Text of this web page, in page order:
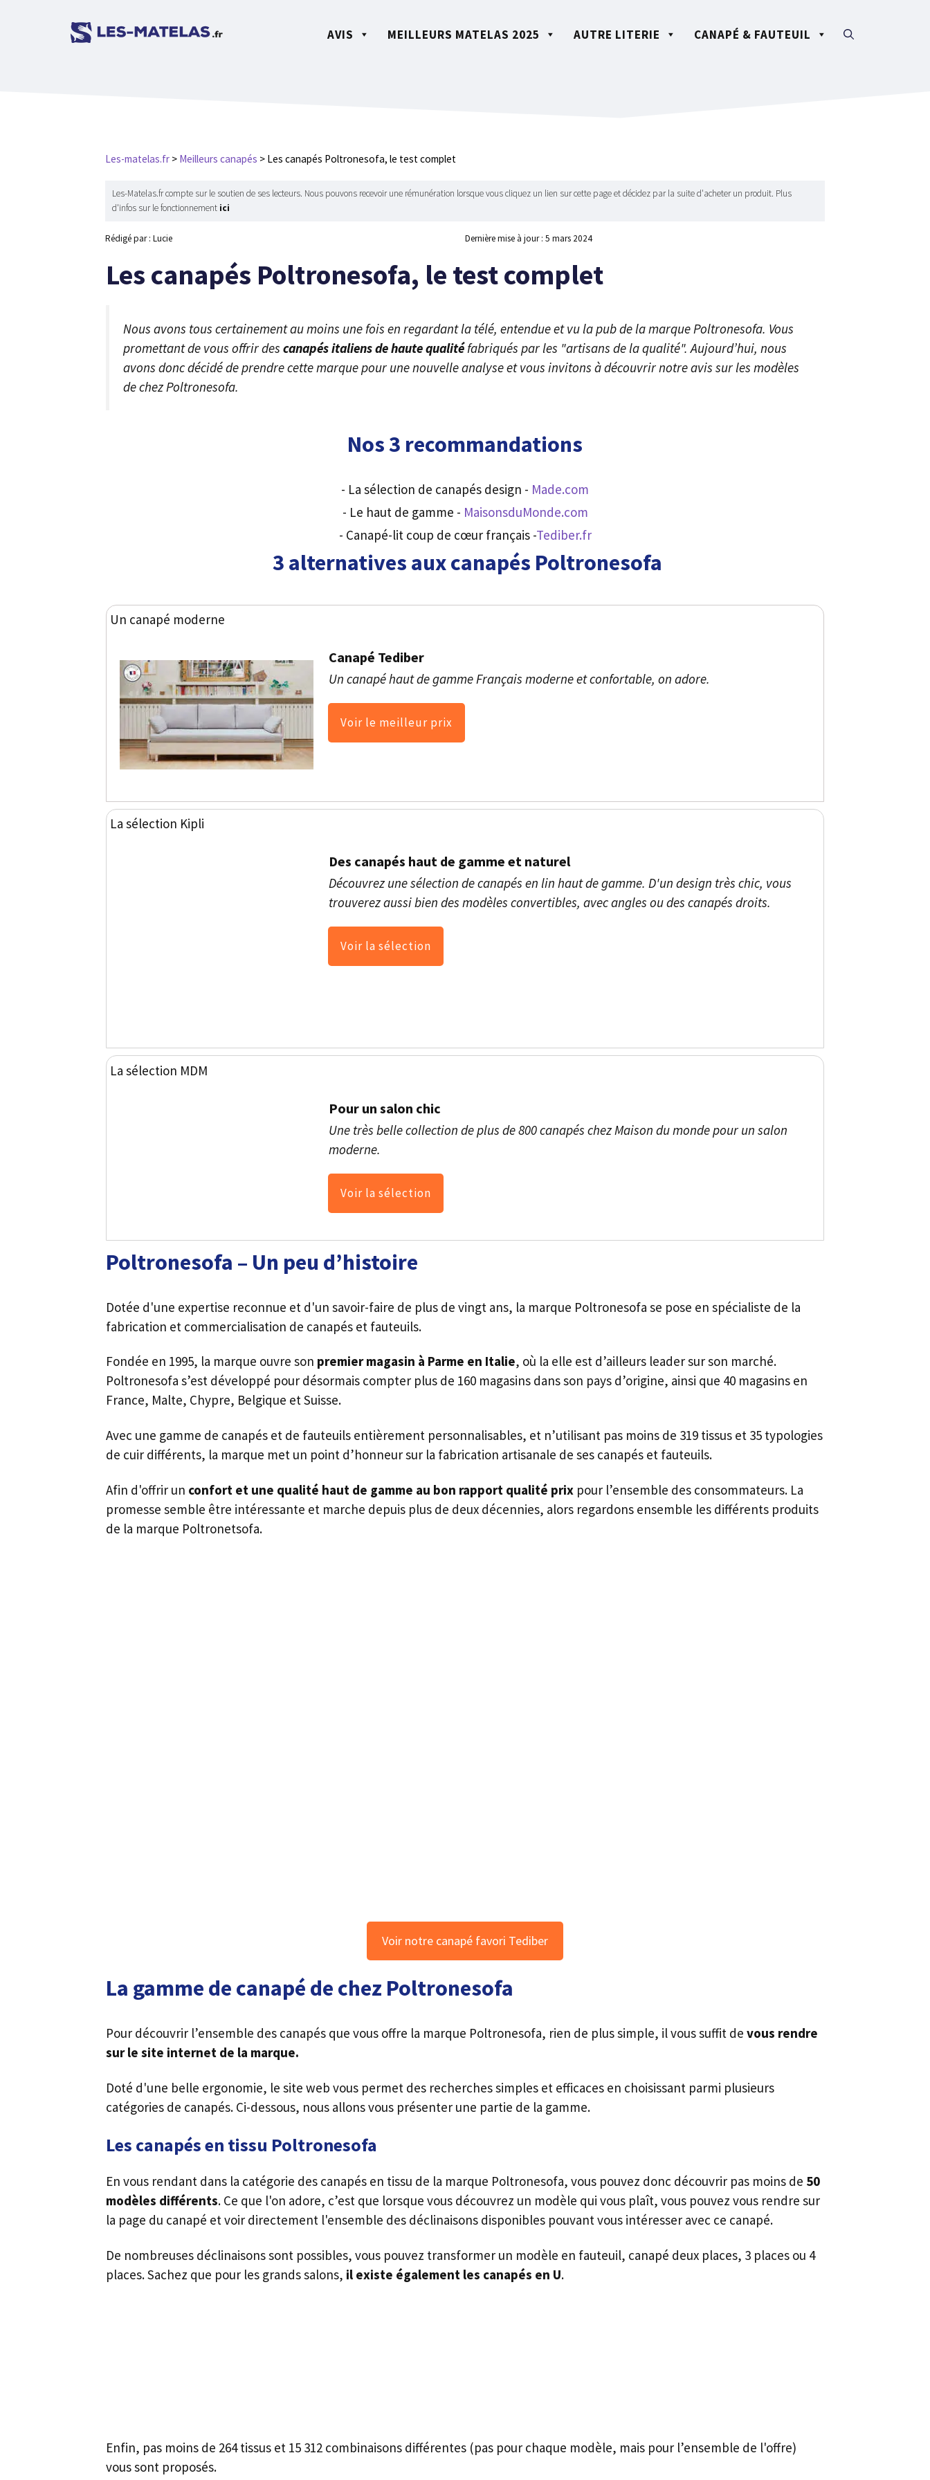
AVIS MEILLEURS MATELAS 2025 AUTRE LITERIE CANAPÉ & FAUTEUIL
Les-matelas.fr > Meilleurs canapés > Les canapés Poltronesofa, le test complet
Les-Matelas.fr compte sur le soutien de ses lecteurs. Nous pouvons recevoir une rémunération lorsque vous cliquez un lien sur cette page et décidez par la suite d'acheter un produit. Plus
d'infos sur le fonctionnement ici
Rédigé par : Lucie Dernière mise à jour : 5 mars 2024
Les canapés Poltronesofa, le test complet
Nous avons tous certainement au moins une fois en regardant la télé, entendue et vu la pub de la marque Poltronesofa. Vous
promettant de vous offrir des canapés italiens de haute qualitéfabriqués par les "artisans de la qualité". Aujourd’hui, nous
avons donc décidé de prendre cette marque pour une nouvelle analyse et vous invitons à découvrir notre avis sur les modèles
de chez Poltronesofa.
Nos 3 recommandations
- La sélection de canapés design - Made.com
- Le haut de gamme - MaisonsduMonde.com
- Canapé-lit coup de cœur français -Tediber.fr
3 alternatives aux canapés Poltronesofa
Un canapé moderne
Canapé Tediber
Un canapé haut de gammeFrançais moderne et confortable, on adore.
Voir le meilleur prix
La sélection Kipli
Des canapés haut de gamme et naturel
Découvrez une sélection de canapés en lin haut de gamme. D'un design très chic, vous
trouverez aussi bien des modèles convertibles, avec angles ou des canapés droits.
Voir la sélection
La sélection MDM
Pour un salon chic
Une très belle collection de plus de 800 canapés chez Maison du monde pour un salon
moderne.
Voir la sélection
Poltronesofa – Un peu d’histoire
Dotée d'une expertise reconnue et d'un savoir-faire de plus de vingt ans, la marque Poltronesofa se pose en spécialiste de la
fabrication et commercialisation de canapés et fauteuils.
Fondée en 1995, la marque ouvre son premier magasin à Parme en Italie, où la elle est d’ailleurs leader sur son marché.
Poltronesofa s’est développé pour désormais compter plus de 160 magasins dans son pays d’origine, ainsi que 40 magasins en
France, Malte, Chypre, Belgique et Suisse.
Avec une gamme de canapés et de fauteuils entièrement personnalisables, et n’utilisant pas moins de 319 tissus et 35 typologies
de cuir différents, la marque met un point d’honneur sur la fabrication artisanale de ses canapés et fauteuils.
Afin d'offrir un confort et une qualité haut de gamme au bon rapport qualité prix pour l’ensemble des consommateurs. La
promesse semble être intéressante et marche depuis plus de deux décennies, alors regardons ensemble les différents produits
de la marque Poltronetsofa.
Voir notre canapé favori Tediber
La gamme de canapé de chez Poltronesofa
Pour découvrir l’ensemble des canapés que vous offre la marque Poltronesofa, rien de plus simple, il vous suffit de vous rendre
sur le site internet de la marque.
Doté d'une belle ergonomie, le site web vous permet des recherches simples et efficaces en choisissant parmi plusieurs
catégories de canapés. Ci-dessous, nous allons vous présenter une partie de la gamme.
Les canapés en tissu Poltronesofa
En vous rendant dans la catégorie des canapés en tissu de la marque Poltronesofa, vous pouvez donc découvrir pas moins de 50
modèles différents. Ce que l'on adore, c’est que lorsque vous découvrez un modèle qui vous plaît, vous pouvez vous rendre sur
la page du canapé et voir directement l'ensemble des déclinaisons disponibles pouvant vous intéresser avec ce canapé.
De nombreuses déclinaisons sont possibles, vous pouvez transformer un modèle en fauteuil, canapé deux places, 3 places ou 4
places. Sachez que pour les grands salons, il existe également les canapés en U.
Enfin, pas moins de 264 tissus et 15 312 combinaisons différentes (pas pour chaque modèle, mais pour l’ensemble de l'offre)
vous sont proposés.